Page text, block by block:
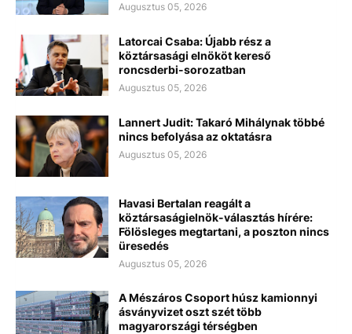
Augusztus 05, 2026
Latorcai Csaba: Újabb rész a
köztársasági elnököt kereső
roncsderbi-sorozatban
Augusztus 05, 2026
Lannert Judit: Takaró Mihálynak többé
nincs befolyása az oktatásra
Augusztus 05, 2026
Havasi Bertalan reagált a
köztársaságielnök-választás hírére:
Fölösleges megtartani, a poszton nincs
üresedés
Augusztus 05, 2026
A Mészáros Csoport húsz kamionnyi
ásványvizet oszt szét több
magyarországi térségben